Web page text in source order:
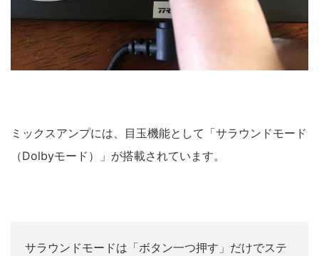
ミックスアンプには、目玉機能として「サラウンドモード
（Dolbyモード）」が搭載されています。
サラウンドモードは「ボタン一つ押す」だけでステ